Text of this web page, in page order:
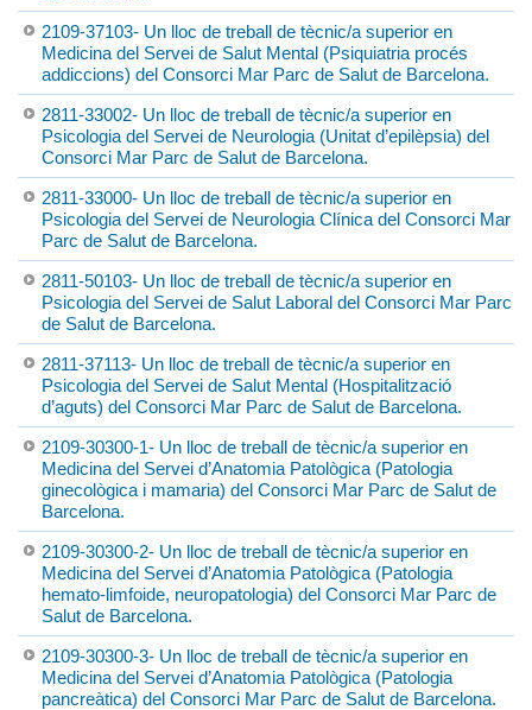
2109-37103- Un lloc de treball de tècnic/a superior en
Medicina del Servei de Salut Mental (Psiquiatria procés
addiccions) del Consorci Mar Parc de Salut de Barcelona.
2811-33002- Un lloc de treball de tècnic/a superior en
Psicologia del Servei de Neurologia (Unitat d’epilèpsia) del
Consorci Mar Parc de Salut de Barcelona.
2811-33000- Un lloc de treball de tècnic/a superior en
Psicologia del Servei de Neurologia Clínica del Consorci Mar
Parc de Salut de Barcelona.
2811-50103- Un lloc de treball de tècnic/a superior en
Psicologia del Servei de Salut Laboral del Consorci Mar Parc
de Salut de Barcelona.
2811-37113- Un lloc de treball de tècnic/a superior en
Psicologia del Servei de Salut Mental (Hospitalització
d’aguts) del Consorci Mar Parc de Salut de Barcelona.
2109-30300-1- Un lloc de treball de tècnic/a superior en
Medicina del Servei d’Anatomia Patològica (Patologia
ginecològica i mamaria) del Consorci Mar Parc de Salut de
Barcelona.
2109-30300-2- Un lloc de treball de tècnic/a superior en
Medicina del Servei d’Anatomia Patològica (Patologia
hemato-limfoide, neuropatologia) del Consorci Mar Parc de
Salut de Barcelona.
2109-30300-3- Un lloc de treball de tècnic/a superior en
Medicina del Servei d’Anatomia Patològica (Patologia
pancreàtica) del Consorci Mar Parc de Salut de Barcelona.